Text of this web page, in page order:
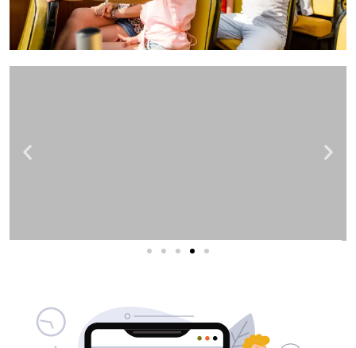
בעל/ת עסק? סוכנות ניהול מוניטין
לקידום, שיווק ופרסום באינטרנט